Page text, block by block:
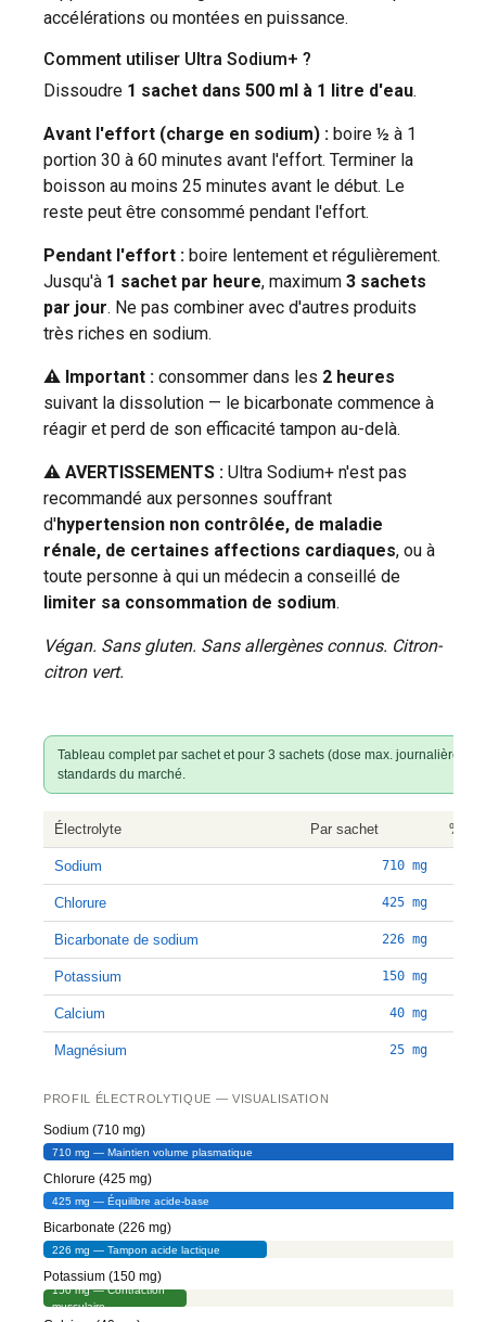
accélérations ou montées en puissance.
Comment utiliser Ultra Sodium+ ?
Dissoudre 1 sachet dans 500 ml à 1 litre d'eau.
Avant l'effort (charge en sodium) : boire ½ à 1
portion 30 à 60 minutes avant l'effort. Terminer la
boisson au moins 25 minutes avant le début. Le
reste peut être consommé pendant l'effort.
Pendant l'effort : boire lentement et régulièrement.
Jusqu'à 1 sachet par heure, maximum 3 sachets
par jour. Ne pas combiner avec d'autres produits
très riches en sodium.
⚠ Important : consommer dans les 2 heures
suivant la dissolution — le bicarbonate commence à
réagir et perd de son efficacité tampon au-delà.
⚠ AVERTISSEMENTS : Ultra Sodium+ n'est pas
recommandé aux personnes souffrant
d'hypertension non contrôlée, de maladie
rénale, de certaines affections cardiaques, ou à
toute personne à qui un médecin a conseillé de
limiter sa consommation de sodium.
Végan. Sans gluten. Sans allergènes connus. Citron-
citron vert.
Tableau complet par sachet et pour 3 sachets (dose max. journalière).
standards du marché.
Électrolyte Par sachet %
Sodium 710 mg
Chlorure 425 mg
Bicarbonate de sodium 226 mg
Potassium 150 mg
Calcium 40 mg
Magnésium 25 mg
PROFIL ÉLECTROLYTIQUE — VISUALISATION
Sodium (710 mg)
710 mg — Maintien volume plasmatique
Chlorure (425 mg)
425 mg — Équilibre acide-base
Bicarbonate (226 mg)
226 mg — Tampon acide lactique
Potassium (150 mg)
150 mg — Contraction
musculaire